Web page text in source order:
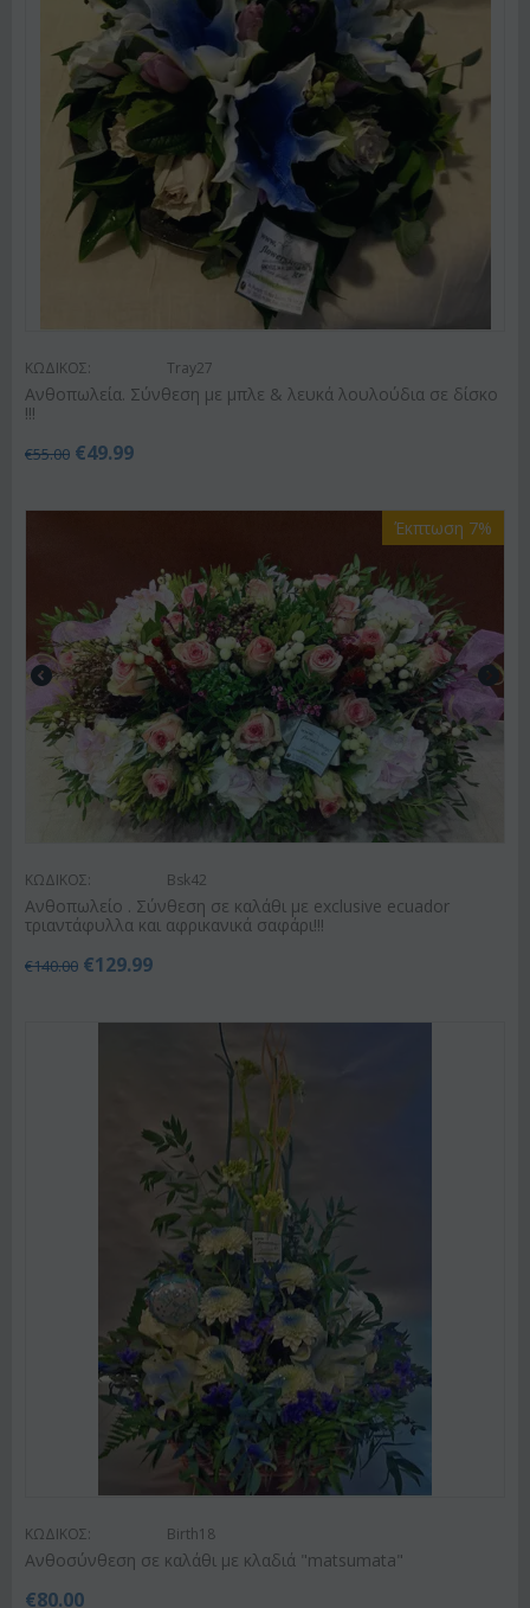
ΚΩΔΙΚΟΣ: Tray27
Ανθοπωλεία. Σύνθεση με μπλε & λευκά λουλούδια σε δίσκο
!!!
€55.00 €49.99
Έκπτωση 7%
ΚΩΔΙΚΟΣ: Bsk42
Ανθοπωλείο . Σύνθεση σε καλάθι με exclusive ecuador
τριαντάφυλλα και αφρικανικά σαφάρι!!!
€140.00 €129.99
ΚΩΔΙΚΟΣ: Birth18
Ανθοσύνθεση σε καλάθι με κλαδιά "matsumata"
€80.00